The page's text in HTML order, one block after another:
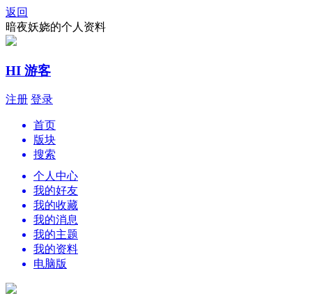
返回
暗夜妖娆的个人资料
HI 游客
注册 登录
首页
版块
搜索
个人中心
我的好友
我的收藏
我的消息
我的主题
我的资料
电脑版